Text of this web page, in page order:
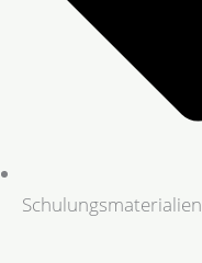
Schulungsmaterialien